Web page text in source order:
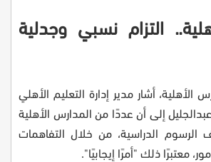
التزام نسبي وجدلية
الأهلية، أشار مدير إدارة التعليم الأهلي
إلى أن عددًا من المدارس الأهلية
الرسوم الدراسية، من خلال التفاهمات
معتبرًا ذلك "أمرًا إيجابيًا".